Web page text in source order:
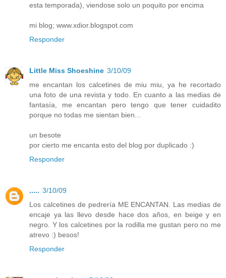
esta temporada), viendose solo un poquito por encima
mi blog; www.xdior.blogspot.com
Responder
Little Miss Shoeshine 3/10/09
me encantan los calcetines de miu miu, ya he recortado
una foto de una revista y todo. En cuanto a las medias de
fantasía, me encantan pero tengo que tener cuidadito
porque no todas me sientan bien...
un besote
por cierto me encanta esto del blog por duplicado :)
Responder
..... 3/10/09
Los calcetines de pedrería ME ENCANTAN. Las medias de
encaje ya las llevo desde hace dos años, en beige y en
negro. Y los calcetines por la rodilla me gustan pero no me
atrevo :) besos!
Responder